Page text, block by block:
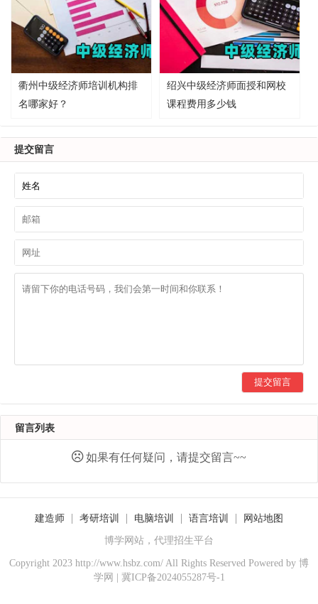
衢州中级经济师培训机构排
名哪家好？
绍兴中级经济师面授和网校
课程费用多少钱
提交留言
提交留言
留言列表
如果有任何疑问，请提交留言~~
建造师 考研培训 电脑培训 语言培训 网站地图
博学网站，代理招生平台
Copyright 2023 http://www.hsbz.com/ All Rights Reserved Powered by 博
学网
冀ICP备2024055287号-1